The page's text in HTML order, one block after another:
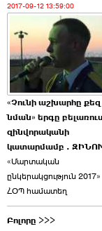
2017-09-12 13:59:00
«Չունի աշխարհը քեզ
նման» երգը բելառուս
զինվորականի
կատարմամբ .
«Մարտական
ընկերակցություն 2017»
ՀՕՊ համատեղ
Բոլորը >>>